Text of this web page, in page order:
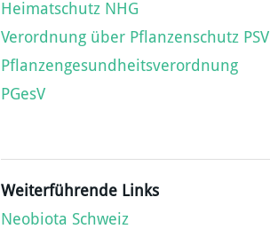
Heimatschutz NHG
Verordnung über Pflanzenschutz PSV
Pflanzengesundheitsverordnung
PGesV
Weiterführende Links
Neobiota Schweiz